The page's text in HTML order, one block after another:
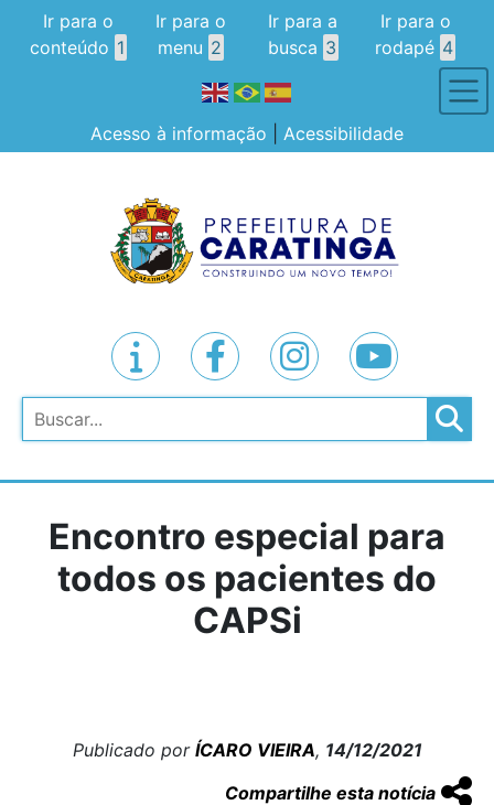
Ir para o
conteúdo 1
Ir para o
menu 2
Ir para a
busca 3
Ir para o
rodapé 4
Acesso à informação Acessibilidade
Pesquisar
Encontro especial para
todos os pacientes do
CAPSi
Publicado por ÍCARO VIEIRA, 14/12/2021
Compartilhe esta notícia